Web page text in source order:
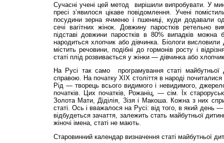
Сучасні учені цей метод вирішили випробувати. У
пресі з’явилося цікаве повідомлення. Учені
посудини зерна ячменю і пшениці, куди додавали
сечі вагітних жінок. Довжину паростків ретельно
підставі довжини паростків в 80% випадків можна
народиться хлопчик або дівчинка. Біологи висловили
містить речовини, подібні до гормонів росту і
статі плід розвивається у жінки — дівчинка або
На Русі так само програмування статі майбутньої
справою. На початку XIX століття в народі
Рід — творець всього видимого і невидимого,
початків. Цих початків, Рожаніц, — сім. Їх
Золота Мати, Діділія, Зізя і Макоша. Кожна з них
статі. Ось і вважалося на Русі: від того, в який день
відбудеться зачаття, залежить стать майбутньої
жіночі імена, статі не мають.
Старовинний календар визначення статі майбутньої